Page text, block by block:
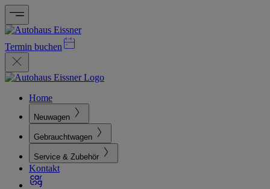
Termin buchen
Home
Neuwagen
Gebrauchtwagen
Service & Zubehör
Kontakt